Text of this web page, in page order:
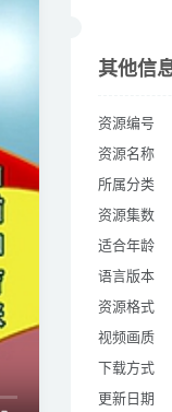
资源名称
所属分类
资源集数
适合年龄
语言版本
资源格式
视频画质
下载方式
更新日期
其他信
资源编号
资源名称
所属分类
资源集数
适合年龄
语言版本
资源格式
视频画质
下载方式
更新日期